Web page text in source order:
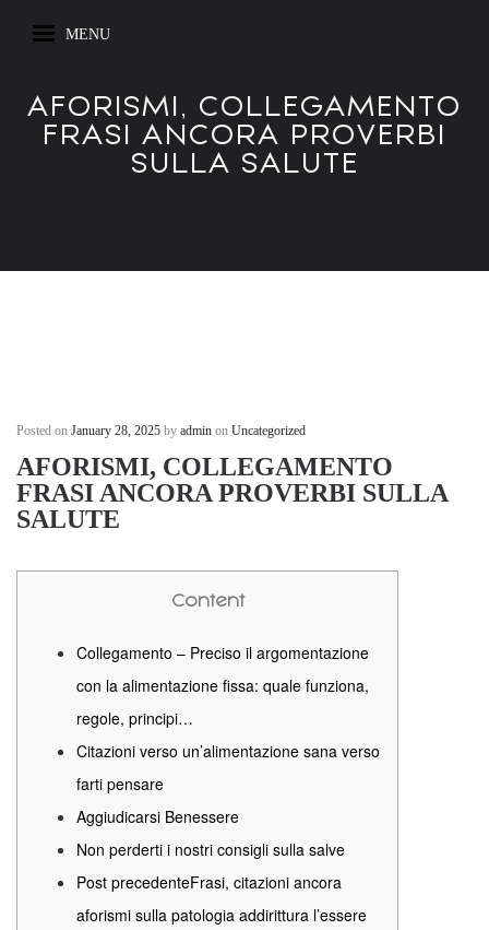
STIMULUS
AT STIMULUS
CONTACT US
MENU
AFORISMI, COLLEGAMENTO
FRASI ANCORA PROVERBI
SULLA SALUTE
Posted on January 28, 2025 by admin on Uncategorized
AFORISMI, COLLEGAMENTO
FRASI ANCORA PROVERBI SULLA
SALUTE
Content
Collegamento – Preciso il argomentazione
con la alimentazione fissa: quale funziona,
regole, principi…
Citazioni verso un’alimentazione sana verso
farti pensare
Aggiudicarsi Benessere
Non perderti i nostri consigli sulla salve
Post precedenteFrasi, citazioni ancora
aforismi sulla patologia addirittura l’essere